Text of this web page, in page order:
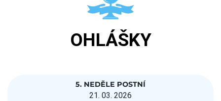
OHLÁŠKY
5. NEDĚLE POSTNÍ
21. 03. 2026